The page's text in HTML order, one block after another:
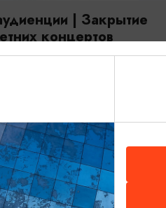
| Закрытие
концертов